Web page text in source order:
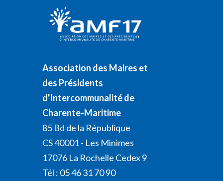
Association des Maires et
des Présidents
d'Intercommunalité de
Charente-Maritime
85 Bd de la République
CS 40001 - Les Minimes
17076 La Rochelle Cedex 9
Tél : 05 46 31 70 90